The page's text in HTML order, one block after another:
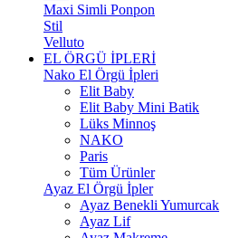
Maxi Simli Ponpon
Stil
Velluto
EL ÖRGÜ İPLERİ
Nako El Örgü İpleri
Elit Baby
Elit Baby Mini Batik
Lüks Minnoş
NAKO
Paris
Tüm Ürünler
Ayaz El Örgü İpler
Ayaz Benekli Yumurcak
Ayaz Lif